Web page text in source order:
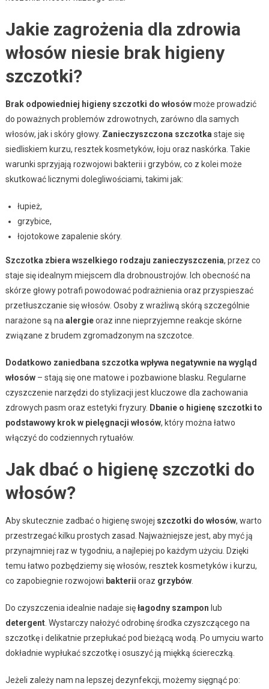
Jakie zagrożenia dla zdrowia
włosów niesie brak higieny
szczotki?
Brak odpowiedniej higieny szczotki do włosówmoże prowadzić
do poważnych problemów zdrowotnych, zarówno dla samych
włosów, jak i skóry głowy. Zanieczyszczona szczotka staje się
siedliskiem kurzu, resztek kosmetyków, łoju oraz naskórka. Takie
warunki sprzyjają rozwojowi bakterii i grzybów, co z kolei może
skutkować licznymi dolegliwościami, takimi jak:
łupież,
grzybice,
łojotokowe zapalenie skóry.
Szczotka zbiera wszelkiego rodzaju zanieczyszczenia, przez co
staje się idealnym miejscem dla drobnoustrojów. Ich obecność na
skórze głowy potrafi powodować podrażnienia oraz przyspieszać
przetłuszczanie się włosów. Osoby z wrażliwą skórą szczególnie
narażone są na alergieoraz inne nieprzyjemne reakcje skórne
związane z brudem zgromadzonym na szczotce.
Dodatkowo zaniedbana szczotka wpływa negatywnie na wygląd
włosów– stają się one matowe i pozbawione blasku. Regularne
czyszczenie narzędzi do stylizacji jest kluczowe dla zachowania
zdrowych pasm oraz estetyki fryzury. Dbanie o higienę szczotki to
podstawowy krok w pielęgnacji włosów, który można łatwo
włączyć do codziennych rytuałów.
Jak dbać o higienę szczotki do
włosów?
Aby skutecznie zadbać o higienę swojej szczotki do włosów, warto
przestrzegać kilku prostych zasad. Najważniejsze jest, aby myć ją
przynajmniej raz w tygodniu, a najlepiej po każdym użyciu. Dzięki
temu łatwo pozbędziemy się włosów, resztek kosmetyków i kurzu,
co zapobiegnie rozwojowi bakterii oraz grzybów.
Do czyszczenia idealnie nadaje sięłagodny szampon lub
detergent. Wystarczy nałożyć odrobinę środka czyszczącego na
szczotkę i delikatnie przepłukać pod bieżącą wodą. Po umyciu warto
dokładnie wypłukać szczotkę i osuszyć ją miękką ściereczką.
Jeżeli zależy nam na lepszej dezynfekcji, możemy sięgnąć po: